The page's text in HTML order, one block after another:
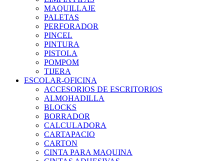
MAQUILLAJE
PALETAS
PERFORADOR
PINCEL
PINTURA
PISTOLA
POMPOM
TIJERA
ESCOLAR-OFICINA
ACCESORIOS DE ESCRITORIOS
ALMOHADILLA
BLOCKS
BORRADOR
CALCULADORA
CARTAPACIO
CARTON
CINTA PARA MAQUINA